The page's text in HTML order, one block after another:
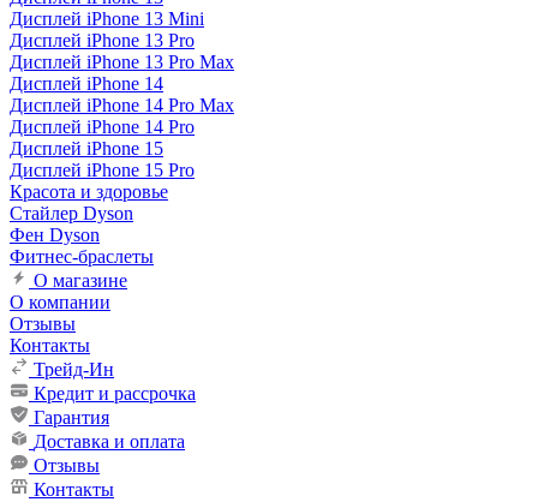
Дисплей iPhone 13 Mini
Дисплей iPhone 13 Pro
Дисплей iPhone 13 Pro Max
Дисплей iPhone 14
Дисплей iPhone 14 Pro Max
Дисплей iPhone 14 Pro
Дисплей iPhone 15
Дисплей iPhone 15 Pro
Красота и здоровье
Стайлер Dyson
Фен Dyson
Фитнес-браслеты
О магазине
О компании
Отзывы
Контакты
Трейд-Ин
Кредит и рассрочка
Гарантия
Доставка и оплата
Отзывы
Контакты